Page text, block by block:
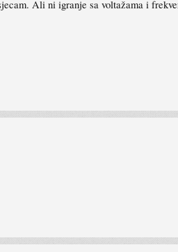
Ali ni igranje sa voltažama i